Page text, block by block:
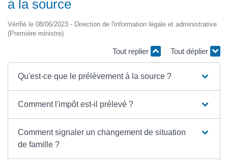
à la source
Vérifié le 08/06/2023 - Direction de l'information légale et administrative
(Première ministre)
Tout replier Tout déplier
Qu'est-ce que le prélèvement à la source ?
Comment l'impôt est-il prélevé ?
Comment signaler un changement de situation
de famille ?